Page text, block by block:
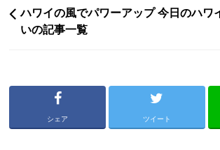
ハワイの風でパワーアップ 今日のハワ
いの記事一覧
シェア ツイート